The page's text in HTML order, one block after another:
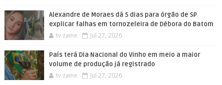
Alexandre de Moraes dá 5 dias para órgão de SP
explicar falhas em tornozeleira de Débora do Batom
tv zaine Jul 27, 2026
País terá Dia Nacional do Vinho em meio a maior
volume de produção já registrado
tv zaine Jul 27, 2026